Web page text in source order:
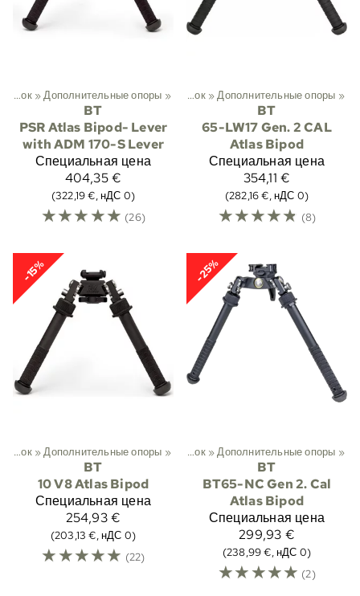
Опоры для винтовок ‪»Дополнительные опоры ‪»
BT
PSR Atlas Bipod- Lever
with ADM 170-S Lever
Специальная цена
404,35 €
(322,19 €, нДС 0)
☆☆☆☆☆ (26)
‪» Охота ‪» Сошки‪» Опоры для винтовок ‪»Дополнительные опоры ‪»
BT
65-LW17 Gen. 2 CAL
Atlas Bipod
Специальная цена
354,11 €
(282,16 €, нДС 0)
☆☆☆☆☆ (8)
-15%
Опоры для винтовок ‪»Дополнительные опоры ‪»
BT
10 V8 Atlas Bipod
Специальная цена
254,93 €
(203,13 €, нДС 0)
☆☆☆☆☆ (22)
-25%
‪» Охота ‪» Сошки‪» Опоры для винтовок ‪»Дополнительные опоры ‪»
BT
BT65-NC Gen 2. Cal
Atlas Bipod
Специальная цена
299,93 €
(238,99 €, нДС 0)
☆☆☆☆☆ (2)